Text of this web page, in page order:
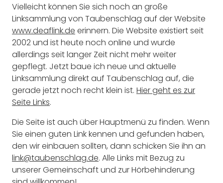
Vielleicht können Sie sich noch an große
Linksammlung von Taubenschlag auf der Website
www.deaflink.de erinnern. Die Website existiert seit
2002 und ist heute noch online und wurde
allerdings seit langer Zeit nicht mehr weiter
gepflegt. Jetzt baue ich neue und aktuelle
Linksammlung direkt auf Taubenschlag auf, die
gerade jetzt noch recht klein ist. Hier geht es zur
Seite Links.
Die Seite ist auch über Hauptmenü zu finden. Wenn
Sie einen guten Link kennen und gefunden haben,
den wir einbauen sollten, dann schicken Sie ihn an
link@taubenschlag.de. Alle Links mit Bezug zu
unserer Gemeinschaft und zur Hörbehinderung